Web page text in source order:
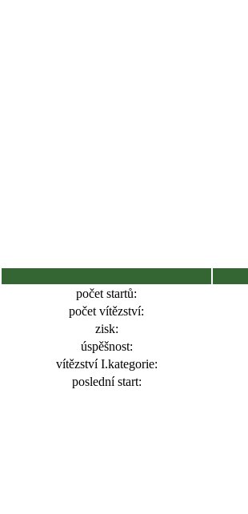
počet startů:
počet vítězství:
zisk:
úspěšnost:
vítězství I.kategorie:
poslední start: